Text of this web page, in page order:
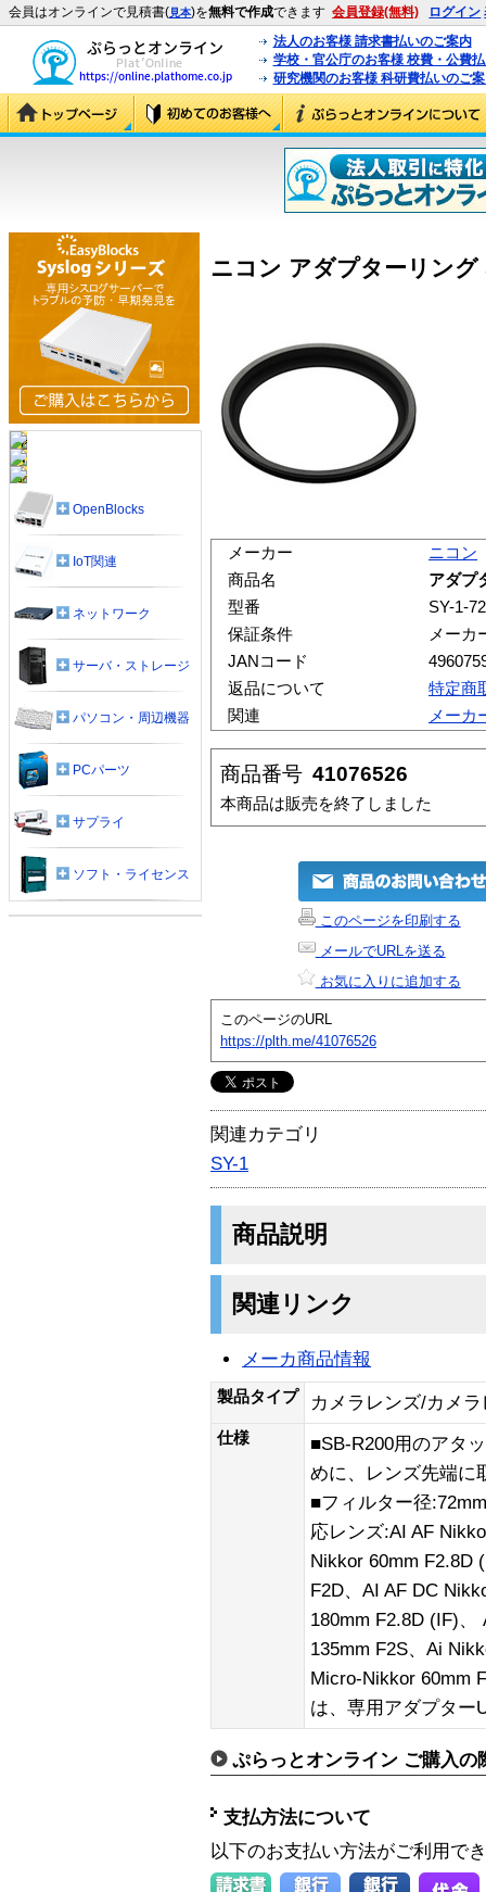
会員はオンラインで見積書(見本)を無料で作成できます 会員登録(無料) ログイン
法人のお客様 請求書払いのご案内
学校・官公庁のお客様 校費・公費
研究機関のお客様 科研費払いのご
ニコン アダプターリング
メーカー
ニコン
商品名
アダプ
型番
SY-1-72
保証条件
メーカ
JANコード
返品について
特定商
関連
メーカ
商品番号 41076526
本商品は販売を終了しました
このページを印刷する
メールでURLを送る
お気に入りに追加する
このページのURL
https://plth.me/41076526
関連カテゴリ
SY-1
商品説明
関連リンク
メーカ商品情報
製品タイプ カメラレンズ/カメ
仕様
■SB-R200用のアタ
めに、レンズ先端に
■フィルター径
応レンズ:AI AF
Nikkor 60mm F2.8D
F2D、AI AF DC
180mm F2.8D (IF)
135mm F2S、Ai
Micro-Nikkor 60mm
は、専用アダプター
ぷらっとオンライン ご購入の
支払方法について
以下のお支払い方法がご利用で
OpenBlocks
IoT関連
ネットワーク
サーバ・ストレージ
パソコン・周辺機器
PCパーツ
サプライ
ソフト・ライセンス